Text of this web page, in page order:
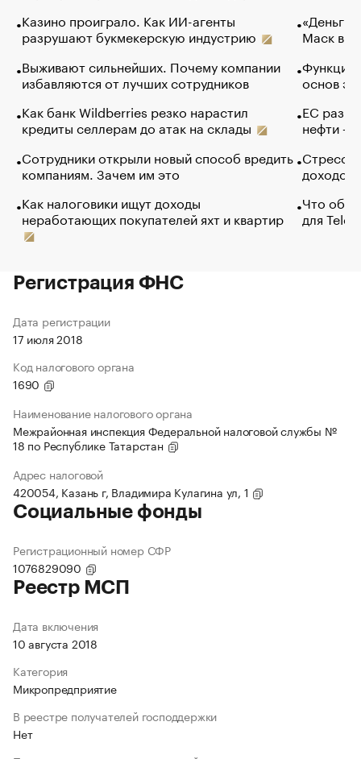
Казино проиграло. Как ИИ-агенты
разрушают букмекерскую индустрию
Выживают сильнейших. Почему компании
избавляются от лучших сотрудников
Как банк Wildberries резко нарастил
кредиты селлерам до атак на склады
Сотрудники открыли новый способ вредить
компаниям. Зачем им это
Как налоговики ищут доходы
неработающих покупателей яхт и квартир
«Деньги
Маск в
Функции
основ
ЕС
нефти —
Стресс
доходов
Что
для
Регистрация ФНС
Дата регистрации
17 июля 2018
Код налогового органа
1690
Наименование налогового органа
Межрайонная инспекция Федеральной налоговой службы №
18 по Республике Татарстан
Адрес налоговой
420054, Казань г, Владимира Кулагина ул, 1
Социальные фонды
Регистрационный номер СФР
1076829090
Реестр МСП
Дата включения
10 августа 2018
Категория
Микропредприятие
В реестре получателей господдержки
Нет